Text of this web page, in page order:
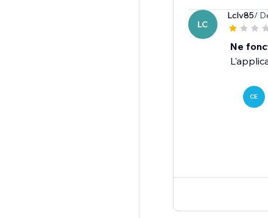
LC
Lclv85/
Ne
CE